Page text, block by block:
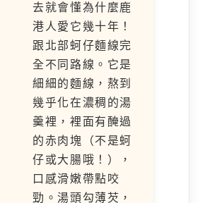
去就會懂為什麼鹿
港人愛它幾十年！
跟北部蚵仔麵線完
全不同路線。它是
細細的麵線，熬到
幾乎化在濃稠的湯
羹裡，裡面有醃過
的赤肉塊（不是蚵
仔或大腸哦！），
口感滑嫩帶點咬
勁。湯頭勾薄芡，